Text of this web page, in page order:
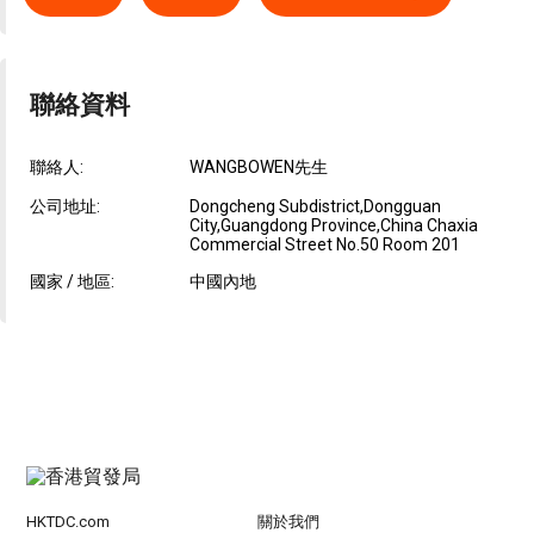
聯絡資料
聯絡人: WANGBOWEN先生
公司地址:
Dongcheng Subdistrict,Dongguan
City,Guangdong Province,China Chaxia
Commercial Street No.50 Room 201
國家 / 地區:
中國內地
HKTDC.com 關於我們